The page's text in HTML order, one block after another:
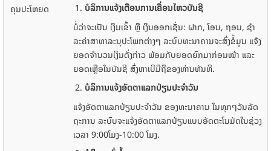
ຄຸນປະ​ໂຫຍ​ດ ບໍລິການແຈ້ງເຕືອນການເຄື່ອນໄຫວບັນຊີ
ບໍ່​ວ່າ​ຈະ​ເປັນ ເງິນ​ເຂົ້າ ຫຼື ​ເງິນ​ອອກ​ເຊັ່ນ: ຝາກ,​ ໂອນ​,​ ຖອນ, ຊໍາ
ລະ​ຄ່າ​ສາທາລະ​ນຸປະ​ໂພ​ກຕ່າງໆ ລະບົບທະນາຄານ​ຈະ​ສົ່ງ​ຂໍ້​ມູນ​ ​ແຈ້ງ
ຍອດຈຳນວນເງິນ​ດັ່ງກ່າວ ພ້ອມກັບ​ຍອດຍົກມາ​ກ່ອນ​ໜ້າ ​ແລະ
ຍອດ​ເຫຼືອ​ໃນ​ບັນຊີ​ ສົ່ງ​ຫາ​ເບີ​ມື​ຖື​ຂອງ​ທ່ານ​ທັນທີ.
ບໍລິການແຈ້ງອັດຕາແລກປ່ຽນປະຈຳວັນ
ແຈ້ງອັດຕາແລກປ່ຽນປະຈຳ​ວັນ ຂອງທະນາຄານ ໃນທຸກ​ໆ​ວັນ​ລັດ​
ຖະການ ລະບົບ​ຈະ​​ແຈ້ງ​ອັດຕາ​ແລກປ່ຽນ​ແບບ​ອັດຕະ​ໂນ​ມັດໃນຊ່ວງ
ເວລາ 9:00​ໂມງ-10:00 ໂມງ.